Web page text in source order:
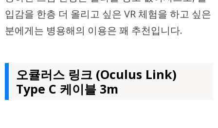
입감을 한층 더 올리고 싶은 VR 체험을 하고 싶은
분에게는 병용해의 이용은 꽤 추천입니다.
오큘러스 링크 (Oculus Link)
Type C 케이블 3m